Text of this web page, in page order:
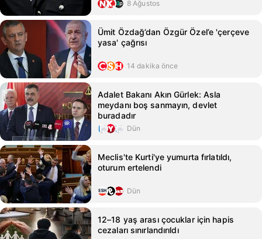
8 Ağustos
Ümit Özdağ’dan Özgür Özel’e 'çerçeve
yasa' çağrısı
14 dakika önce
Adalet Bakanı Akın Gürlek: Asla
meydanı boş sanmayın, devlet
buradadır
Dün
Meclis'te Kurti'ye yumurta fırlatıldı,
oturum ertelendi
Dün
12–18 yaş arası çocuklar için hapis
cezaları sınırlandırıldı